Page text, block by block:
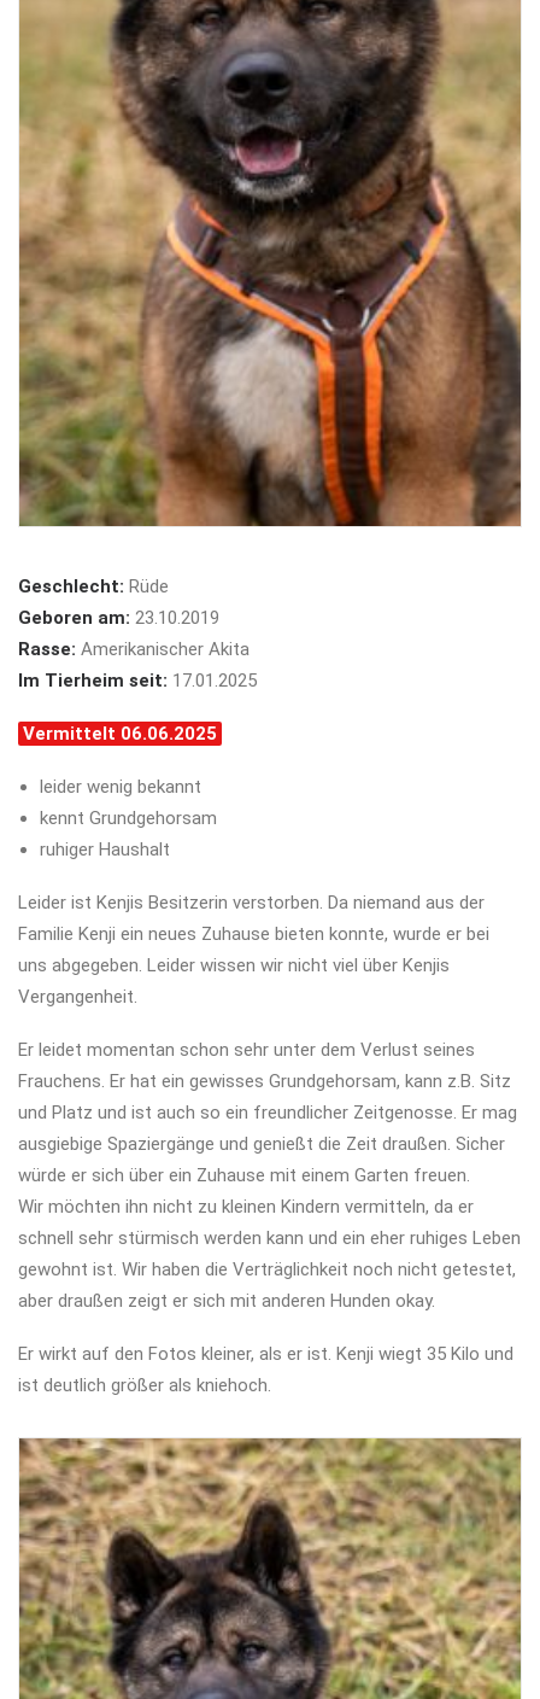
Geschlecht: Rüde
Geboren am: 23.10.2019
Rasse: Amerikanischer Akita
Im Tierheim seit: 17.01.2025
Vermittelt 06.06.2025
leider wenig bekannt
kennt Grundgehorsam
ruhiger Haushalt
Leider ist Kenjis Besitzerin verstorben. Da niemand aus der
Familie Kenji ein neues Zuhause bieten konnte, wurde er bei
uns abgegeben. Leider wissen wir nicht viel über Kenjis
Vergangenheit.
Er leidet momentan schon sehr unter dem Verlust seines
Frauchens. Er hat ein gewisses Grundgehorsam, kann z.B. Sitz
und Platz und ist auch so ein freundlicher Zeitgenosse. Er mag
ausgiebige Spaziergänge und genießt die Zeit draußen. Sicher
würde er sich über ein Zuhause mit einem Garten freuen.
Wir möchten ihn nicht zu kleinen Kindern vermitteln, da er
schnell sehr stürmisch werden kann und ein eher ruhiges Leben
gewohnt ist. Wir haben die Verträglichkeit noch nicht getestet,
aber draußen zeigt er sich mit anderen Hunden okay.
Er wirkt auf den Fotos kleiner, als er ist. Kenji wiegt 35 Kilo und
ist deutlich größer als kniehoch.